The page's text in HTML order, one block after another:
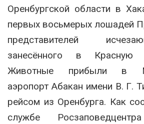
Оренбургской области в
первых восьмерых лошадей
представителей
занесённого в Красную
Животные прибыли в
аэропорт Абакан имени В. Г.
рейсом из Оренбурга. Как
службе